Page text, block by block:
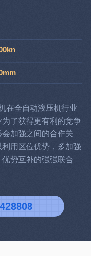
在全自动液压机行业
了获得更有利的竞争
加强之间的合作关
用区位优势，多加强
势互补的强强联合